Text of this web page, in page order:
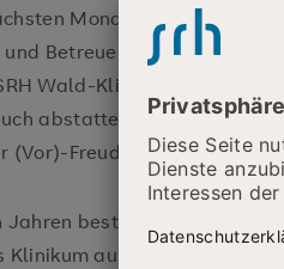
Monaten mit
Betreuer aus 5
Wald-Klinikums unserem
abstatten. Die
(Vor)-Freude
besteht eine
aus dem